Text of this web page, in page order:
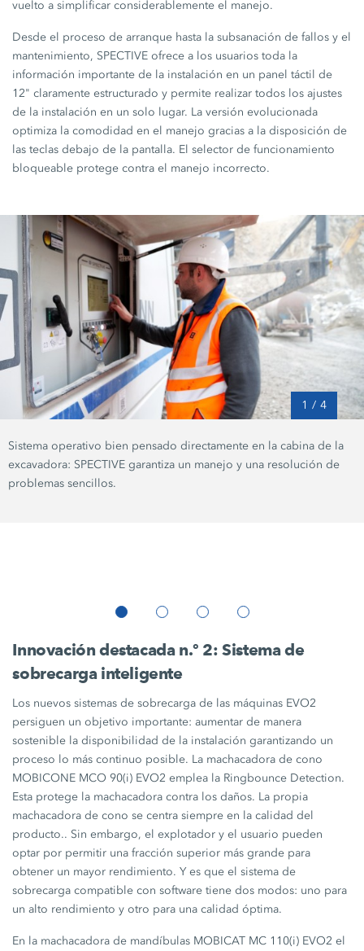
vuelto a simplificar considerablemente el manejo.
Desde el proceso de arranque hasta la subsanación de fallos y el
mantenimiento, SPECTIVE ofrece a los usuarios toda la
información importante de la instalación en un panel táctil de
12" claramente estructurado y permite realizar todos los ajustes
de la instalación en un solo lugar. La versión evolucionada
optimiza la comodidad en el manejo gracias a la disposición de
las teclas debajo de la pantalla. El selector de funcionamiento
bloqueable protege contra el manejo incorrecto.
1 / 4
Sistema operativo bien pensado directamente en la cabina de la
excavadora: SPECTIVE garantiza un manejo y una resolución de
problemas sencillos.
Innovación destacada n.º 2: Sistema de
sobrecarga inteligente
Los nuevos sistemas de sobrecarga de las máquinas EVO2
persiguen un objetivo importante: aumentar de manera
sostenible la disponibilidad de la instalación garantizando un
proceso lo más continuo posible. La machacadora de cono
MOBICONE MCO 90(i) EVO2 emplea la Ringbounce Detection.
Esta protege la machacadora contra los daños. La propia
machacadora de cono se centra siempre en la calidad del
producto.. Sin embargo, el explotador y el usuario pueden
optar por permitir una fracción superior más grande para
obtener un mayor rendimiento. Y es que el sistema de
sobrecarga compatible con software tiene dos modos: uno para
un alto rendimiento y otro para una calidad óptima.
En la machacadora de mandíbulas MOBICAT MC 110(i) EVO2 el